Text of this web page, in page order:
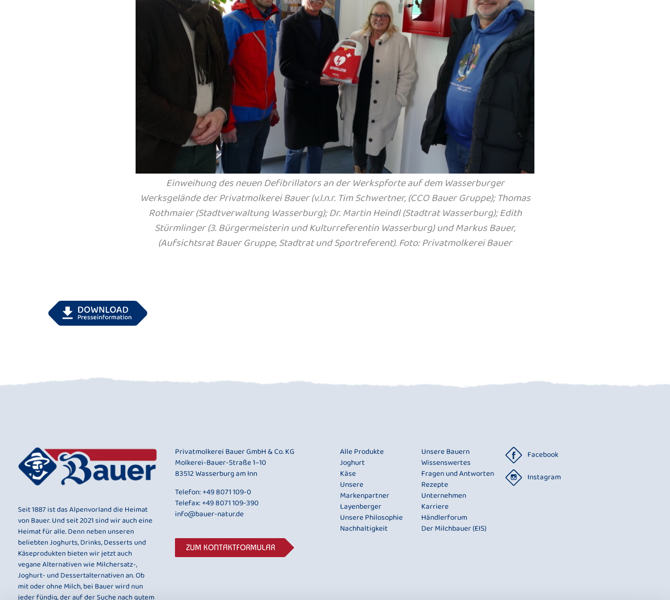
Einweihung des neuen Defibrillators an der Werkspforte auf dem Wasserburger
Werksgelände der Privatmolkerei Bauer (v.l.n.r. Tim Schwertner, (CCO Bauer Gruppe); Thomas
Rothmaier (Stadtverwaltung Wasserburg); Dr. Martin Heindl (Stadtrat Wasserburg); Edith
Stürmlinger (3. Bürgermeisterin und Kulturreferentin Wasserburg) und Markus Bauer,
(Aufsichtsrat Bauer Gruppe, Stadtrat und Sportreferent). Foto: Privatmolkerei Bauer
Seit 1887 ist das Alpenvorland die Heimat
von Bauer. Und seit 2021 sind wir auch eine
Heimat für alle. Denn neben unseren
beliebten Joghurts, Drinks, Desserts und
Käseprodukten bieten wir jetzt auch
vegane Alternativen wie Milchersatz-,
Joghurt- und Dessertalternativen an. Ob
mit oder ohne Milch, bei Bauer wird nun
Privatmolkerei Bauer GmbH & Co. KG
Molkerei-Bauer-Straße 1–10
83512 Wasserburg am Inn
Telefon:+49 8071 109-0
Telefax: +49 8071 109-390
info@bauer-natur.de
ZUM KONTAKTFORMULAR
Alle Produkte
Joghurt
Käse
Unsere
Markenpartner
Layenberger
Unsere Philosophie
Nachhaltigkeit
Unsere Bauern
Wissenswertes
Fragen und Antworten
Rezepte
Unternehmen
Karriere
Händlerforum
Der Milchbauer (EIS)
Facebook
Instagram